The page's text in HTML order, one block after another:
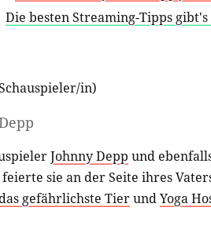
Die besten Streaming-Tipps
in)
Johnny Depp und
sie an der Seite ihres
gefährlichste TierundYoga